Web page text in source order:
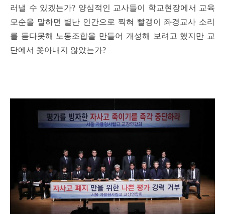
러낼 수 있겠는가? 양심적인 교사들이 학교현장에서 교육
모순을 말하면 별난 인간으로 찍혀 빨갱이 좌경교사 소리
를 듣다못해 노동조합을 만들어 개성해 보려고 했지만 교
단에서 쫓아내지 않았는가?